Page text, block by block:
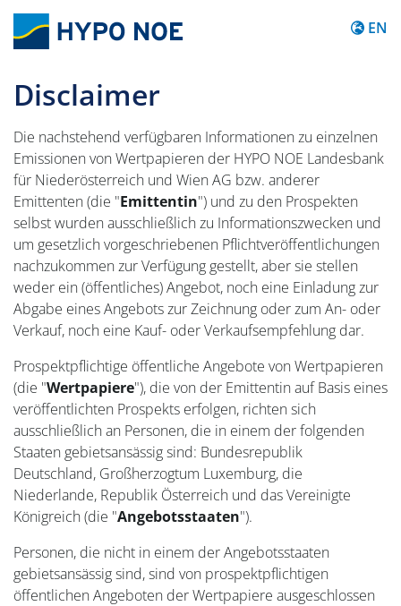
EN
Disclaimer
Die nachstehend verfügbaren Informationen zu einzelnen
Emissionen von Wertpapieren der HYPO NOE Landesbank
für Niederösterreich und Wien AG bzw. anderer
Emittenten (die "Emittentin") und zu den Prospekten
selbst wurden ausschließlich zu Informationszwecken und
um gesetzlich vorgeschriebenen Pflichtveröffentlichungen
nachzukommen zur Verfügung gestellt, aber sie stellen
weder ein (öffentliches) Angebot, noch eine Einladung zur
Abgabe eines Angebots zur Zeichnung oder zum An- oder
Verkauf, noch eine Kauf- oder Verkaufsempfehlung dar.
Prospektpflichtige öffentliche Angebote von Wertpapieren
(die "Wertpapiere"), die von der Emittentin auf Basis eines
veröffentlichten Prospekts erfolgen, richten sich
ausschließlich an Personen, die in einem der folgenden
Staaten gebietsansässig sind: Bundesrepublik
Deutschland, Großherzogtum Luxemburg, die
Niederlande, Republik Österreich und das Vereinigte
Königreich (die "Angebotsstaaten").
Personen, die nicht in einem der Angebotsstaaten
gebietsansässig sind, sind von prospektpflichtigen
öffentlichen Angeboten der Wertpapiere ausgeschlossen